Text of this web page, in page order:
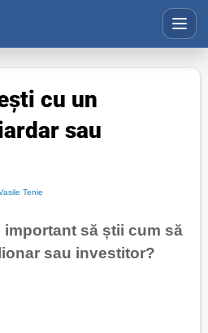
cu un
sau
Tenie
important să știi cum să
sau investitor?